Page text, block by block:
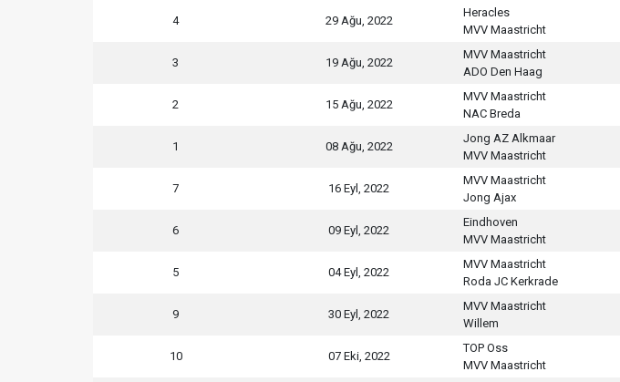
4 29 Ağu, 2022
Heracles
MVV Maastricht
3 19 Ağu, 2022
MVV Maastricht
ADO Den Haag
2 15 Ağu, 2022
MVV Maastricht
NAC Breda
1 08 Ağu, 2022
Jong AZ Alkmaar
MVV Maastricht
7 16 Eyl, 2022
MVV Maastricht
Jong Ajax
6 09 Eyl, 2022
Eindhoven
MVV Maastricht
5 04 Eyl, 2022
MVV Maastricht
Roda JC Kerkrade
9 30 Eyl, 2022
MVV Maastricht
Willem
10 07 Eki, 2022
TOP Oss
MVV Maastricht